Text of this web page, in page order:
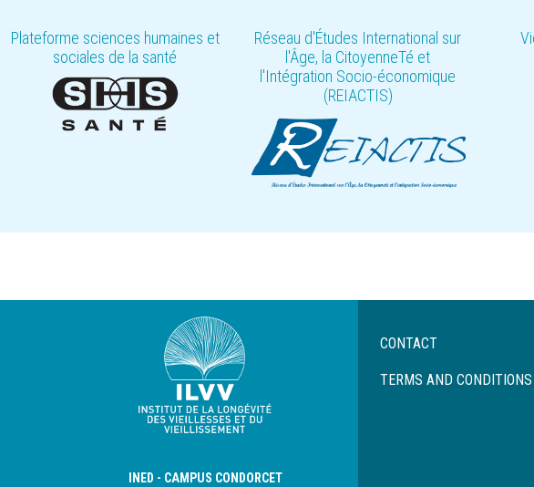
Plateforme sciences humaines et
sociales de la santé
Réseau d'Études International sur
l'Âge, la CitoyenneTé et
l'Intégration Socio-économique
(REIACTIS)
INED - CAMPUS CONDORCET
Menu
de
CONTACT
TERMS AND CONDITIONS